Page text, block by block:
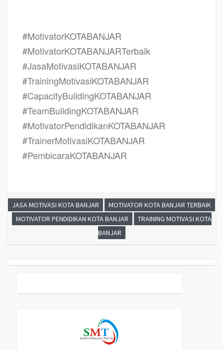
#MotivatorKOTABANJAR
#MotivatorKOTABANJARTerbaik
#JasaMotivasiKOTABANJAR
#TrainingMotivasiKOTABANJAR
#CapacityBuildingKOTABANJAR
#TeamBuildingKOTABANJAR
#MotivatorPendidikanKOTABANJAR
#TrainerMotivasiKOTABANJAR
#PembicaraKOTABANJAR
JASA MOTIVASI KOTA BANJAR
MOTIVATOR KOTA BANJAR TERBAIK
MOTIVATOR PENDIDIKAN KOTA BANJAR
TRAINING MOTIVASI KOTA
BANJAR